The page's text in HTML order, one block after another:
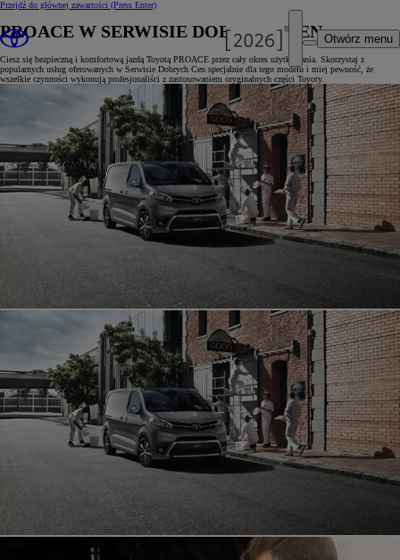
Przejdź do głównej zawartości (Press Enter)
Otwórz menu
PROACE W SERWISIE DOBRYCH CEN
Ciesz się bezpieczną i komfortową jazdą Toyotą PROACE przez cały okres użytkowania. Skorzystaj z
popularnych usług oferowanych w Serwisie Dobrych Cen specjalnie dla tego modelu i miej pewność, że
wszelkie czynności wykonują profesjonaliści z zastosowaniem oryginalnych części Toyoty.